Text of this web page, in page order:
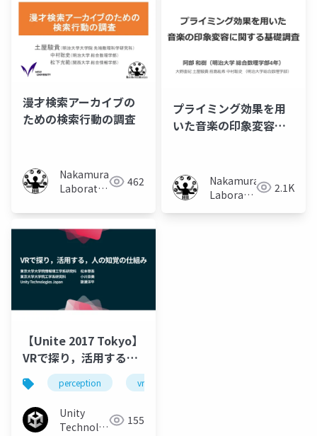
漫才検索アーカイブの
ための検索行動の調査
Nakamura
Laboratory
University)
462
プライミング効果を用
いた音楽の印象変容に
Nakamura
Laboratory
2.1K
【Unite 2017 Tokyo】
VRで探り，活用する，
人の知覚の仕組み
perception vr
Unity
Technologies 155